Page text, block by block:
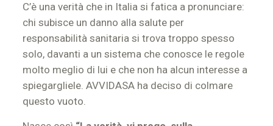
C’è una verità che in Italia si fatica a pronunciare:
chi subisce un danno alla salute per
responsabilità sanitaria si trova troppo spesso
solo, davanti a un sistema che conosce le regole
molto meglio di lui e che non ha alcun interesse a
spiegargliele. AVVIDASA ha deciso di colmare
questo vuoto.